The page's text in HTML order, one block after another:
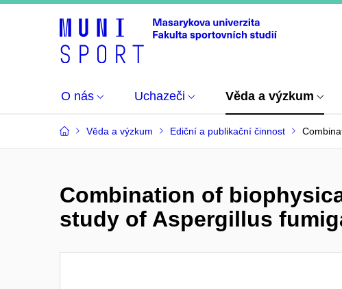
O nás Uchazeči Věda a výzkum
Věda a výzkum Ediční a publikační činnost
Combination of
study of Aspergillus